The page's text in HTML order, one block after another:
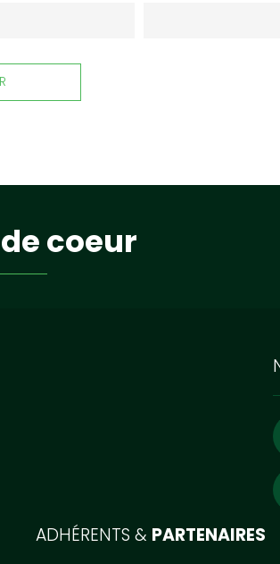
de coeur
ADHÉRENTS & PARTENAIRES